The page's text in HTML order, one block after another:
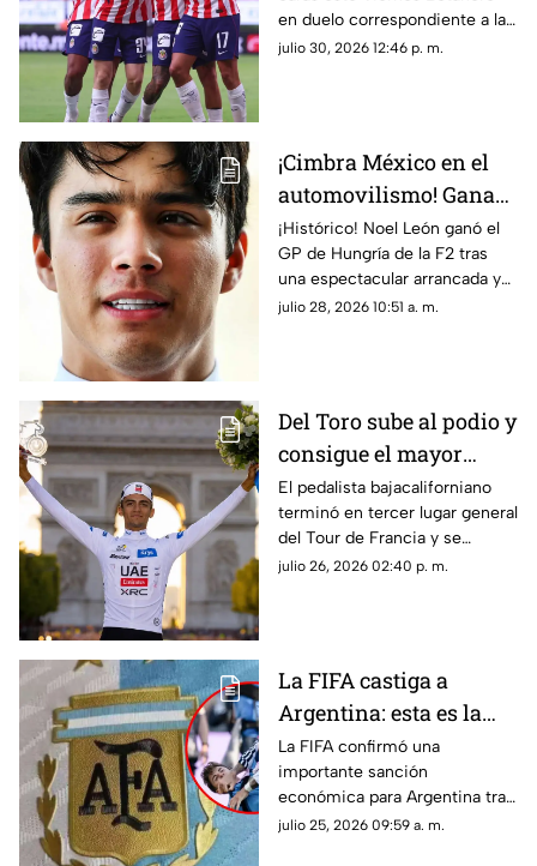
MX
en duelo correspondiente a la
Jornada 3 de la Liga MX.
julio 30, 2026 12:46 p. m.
¡Cimbra México en el
automovilismo! Gana
Noel León el GP de
Hungría de la F2
¡Histórico! Noel León ganó el
GP de Hungría de la F2 tras
una espectacular arrancada y
puso en alto el automovilismo
julio 28, 2026 10:51 a. m.
Del Toro sube al podio y
consigue el mayor
triunfo del ciclismo
nacional
El pedalista bajacaliforniano
terminó en tercer lugar general
del Tour de Francia y se
coronó como el mejor joven
julio 26, 2026 02:40 p. m.
La FIFA castiga a
Argentina: esta es la
fuerte MULTA que
deberá pagar tras la
final ante España |
VIDEO
La FIFA confirmó una
importante sanción
económica para Argentina tras
la final de la Copa Mundial de la
julio 25, 2026 09:59 a. m.